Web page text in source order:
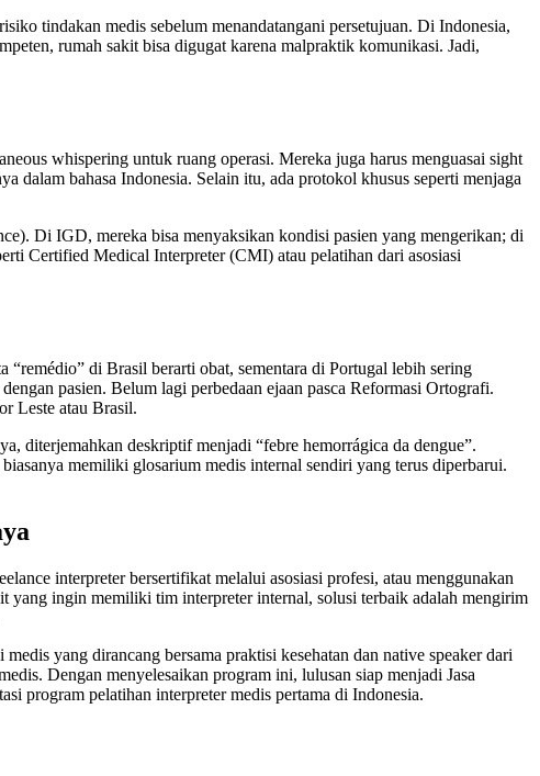
tindakan medis sebelum menandatangani persetujuan. Di Indonesia,
rumah sakit bisa digugat karena malpraktik komunikasi. Jadi,
whispering untuk ruang operasi. Mereka juga harus menguasai sight
dalam bahasa Indonesia. Selain itu, ada protokol khusus seperti menjaga
Di IGD, mereka bisa menyaksikan kondisi pasien yang mengerikan; di
Certified Medical Interpreter (CMI) atau pelatihan dari asosiasi
di Brasil berarti obat, sementara di Portugal lebih sering
pasien. Belum lagi perbedaan ejaan pasca Reformasi Ortografi.
Leste atau Brasil.
diterjemahkan deskriptif menjadi “febre hemorrágica da dengue”.
memiliki glosarium medis internal sendiri yang terus diperbarui.
interpreter bersertifikat melalui asosiasi profesi, atau menggunakan
yang ingin memiliki tim interpreter internal, solusi terbaik adalah mengirim
yang dirancang bersama praktisi kesehatan dan native speaker dari
Dengan menyelesaikan program ini, lulusan siap menjadi Jasa
program pelatihan interpreter medis pertama di Indonesia.